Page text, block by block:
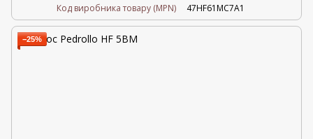
Код виробника товару (MPN)
47HF61MC7A1
−25%